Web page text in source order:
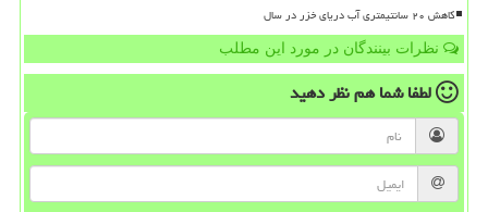
کاهش ۲۰ سانتیمتری آب دریای خزر در سال
نظرات بینندگان در مورد این مطلب
لطفا شما همنظر دهید